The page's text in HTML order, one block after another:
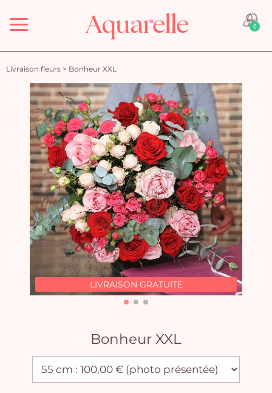
Menu 0
Livraison fleurs > Bonheur XXL
LIVRAISON GRATUITE
Bonheur XXL